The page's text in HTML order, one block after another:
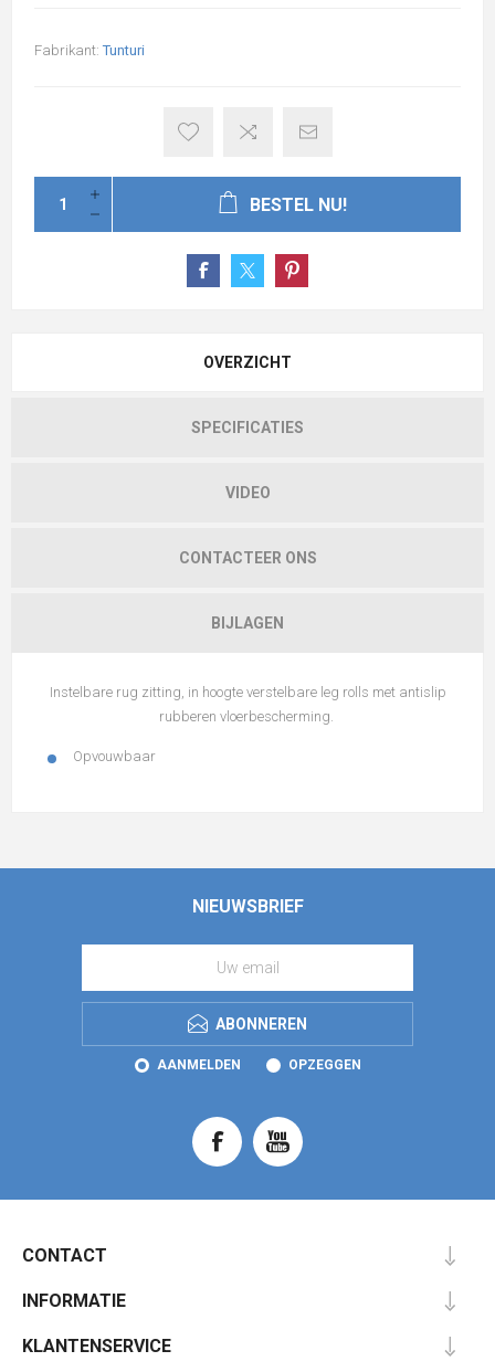
Fabrikant: Tunturi
BESTEL NU!
OVERZICHT
SPECIFICATIES
VIDEO
CONTACTEER ONS
BIJLAGEN
Instelbare rug zitting, in hoogte verstelbare leg rolls met antislip
rubberen vloerbescherming.
Opvouwbaar
NIEUWSBRIEF
ABONNEREN
AANMELDEN OPZEGGEN
CONTACT
INFORMATIE
KLANTENSERVICE